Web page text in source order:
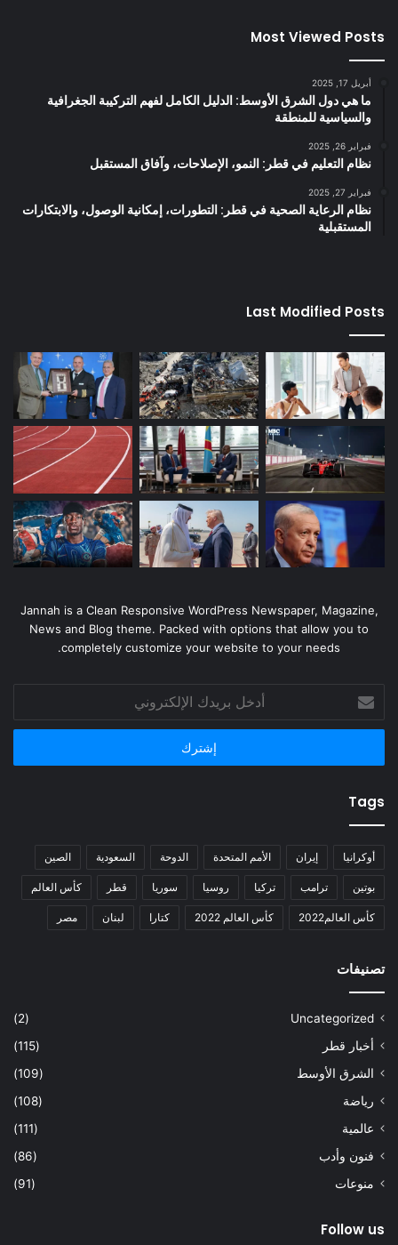
Most Viewed Posts
أبريل 17, 2025
ما هي دول الشرق الأوسط: الدليل الكامل لفهم التركيبة الجغرافية
والسياسية للمنطقة
فبراير 26, 2025
نظام التعليم في قطر: النمو، الإصلاحات، وآفاق المستقبل
فبراير 27, 2025
نظام الرعاية الصحية في قطر: التطورات، إمكانية الوصول، والابتكارات
المستقبلية
Last Modified Posts
Jannah is a Clean Responsive WordPress Newspaper, Magazine,
News and Blog theme. Packed with options that allow you to
completely customize your website to your needs.
أدخل
بريدك
الإلكتروني
Tags
أوكرانيا إيران الأمم المتحدة الدوحة السعودية الصين
بوتين ترامب تركيا روسيا سوريا قطر كأس العالم
كأس العالم2022 كأس العالم 2022 كتارا لبنان مصر
تصنيفات
Uncategorized
(2)
أخبار قطر
(115)
الشرق الأوسط
(109)
رياضة
(108)
عالمية
(111)
فنون وأدب
(86)
منوعات
(91)
Follow us